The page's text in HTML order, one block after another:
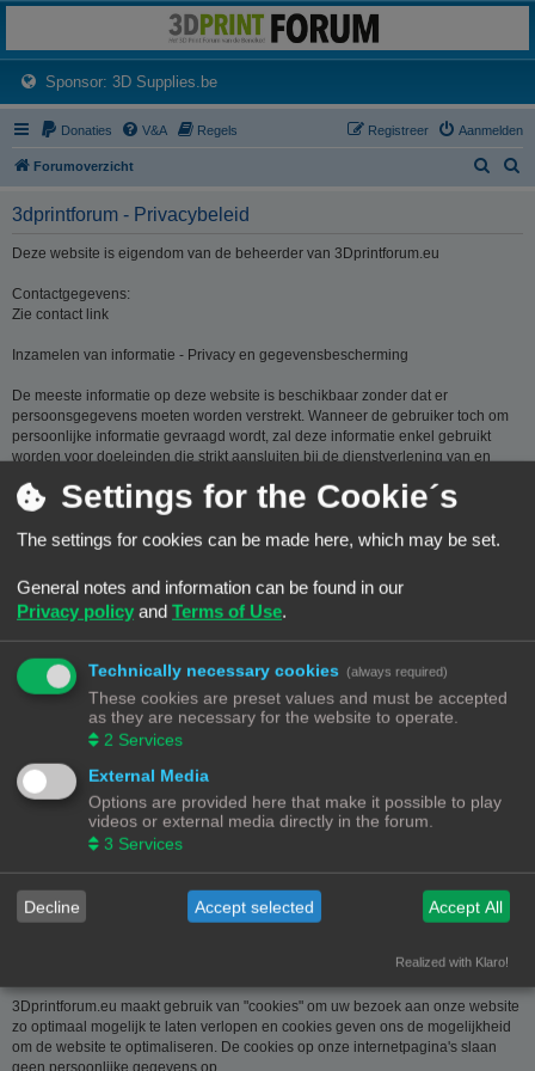
Het 3D print forum van de Benelux na de sluiting van 3dprintforum.nl
Sponsor: 3D Supplies.be(Opens a new tab)
Donaties V&A Regels Aanmelden
Registreer
Forumoverzicht
3dprintforum - Privacybeleid
Deze website is eigendom van de beheerder van 3Dprintforum.eu
Contactgegevens:
Zie contact link
Inzamelen van informatie - Privacy en gegevensbescherming
De meeste informatie op deze website is beschikbaar zonder dat er
persoonsgegevens moeten worden verstrekt. Wanneer de gebruiker toch om
persoonlijke informatie gevraagd wordt, zal deze informatie enkel gebruikt
worden voor doeleinden die strikt aansluiten bij de dienstverlening van en
registreren van een account dan wel op basis van haar gerechtvaardigd
belang om diensten te verlenen en u hiervoor te contacteren. De informatie
over u wordt u op verzoek meegedeeld. U kan deze, indien nodig, laten
contact link. Bent u het niet eens met de manier waarop 3DPrintforum.eu uw
gegevens verwerkt, kan u klacht indienen bij de
Gegevensbeschermingsautoriteit
(www.privacycommission.be
- Drukpersstraat 35 te 1000 Brussel). Meer
informatie over de manier waarop 3DPrintforum.eu omgaat met uw gegevens
vindt u in het algemeen beleid inzake gegevensbescherming. Door de
toegang tot en het gebruik van de website verklaart u zich uitdrukkelijk akkoord
met de volgende algemene voorwaarden:
Aansprakelijkheid
De op deze website beschikbaar gestelde informatie is met de grootste zorg
samengesteld. Uiteraard is deze informatie richtinggevend en door de
beknoptheid niet altijd volledig. Voor verdere en concrete uitleg kan u met
welke vorm dan ook die voortvloeit uit het gebruik van de aangeboden
informatie.
3Dprintforum.eu maakt gebruik van "cookies" om uw bezoek aan onze website
zo optimaal mogelijk te laten verlopen en cookies geven ons de mogelijkheid
om de website te optimaliseren. De cookies op onze internetpagina's slaan
geen persoonlijke gegevens op.
Settings for the Cookie´s
The settings for cookies can be made here, which may be set.
General notes and information can be found in our
Privacy policy and Terms of Use.
Technically necessary cookies (always required)
These cookies are preset values and must be accepted
as they are necessary for the website to operate.
2 Services
External Media
Options are provided here that make it possible to play
videos or external media directly in the forum.
3 Services
Decline Accept selected Accept All
Realized with Klaro!